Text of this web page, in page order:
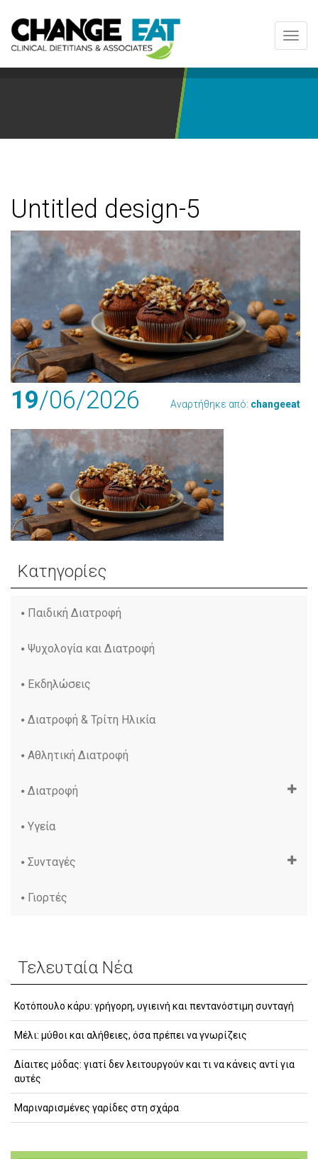
Untitled design-5
19/06/2026 Αναρτήθηκε από: changeeat
Κατηγορίες
Παιδική Διατροφή
Ψυχολογία και Διατροφή
Εκδηλώσεις
Διατροφή & Τρίτη Ηλικία
Αθλητική Διατροφή
Διατροφή
Υγεία
Συνταγές
Γιορτές
Τελευταία Νέα
Κοτόπουλο κάρυ: γρήγορη, υγιεινή και πεντανόστιμη συνταγή
Μέλι: μύθοι και αλήθειες, όσα πρέπει να γνωρίζεις
Δίαιτες μόδας: γιατί δεν λειτουργούν και τι να κάνεις αντί για
αυτές
Μαριναρισμένες γαρίδες στη σχάρα